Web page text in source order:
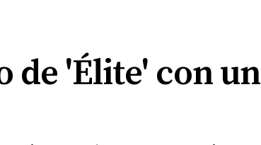
de 'Élite' con un